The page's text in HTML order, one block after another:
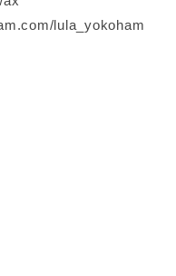
lula_yokoham